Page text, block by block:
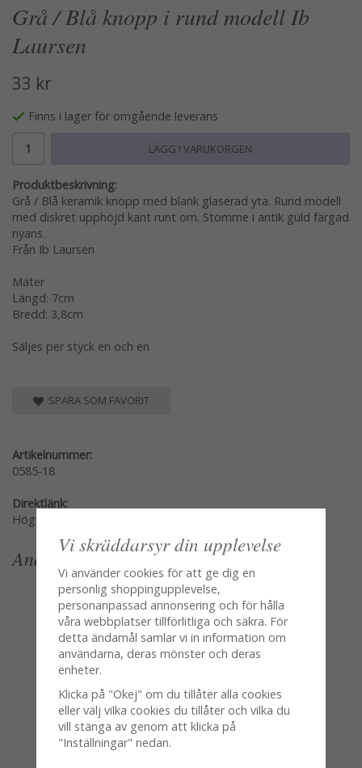
Grå / Blå knopp i rund modell Ib
Laursen
33 kr
Finns i lager för omgående leverans
LÄGG I VARUKORGEN
Produktbeskrivning:
Grå / Blå keramik knopp med blank glaserad yta. Rund modell
med diskret upphöjd kant runt om. Stomme i antik guld färgad
nyans.
Från Ib Laursen
Mäter
Längd: 7cm
Bredd: 3,8cm
Säljes per styck en och en
SPARA SOM FAVORIT
Artikelnummer:
0585-18
Direktlänk:
Högerklicka och kopiera adressen
Andra köpte även
Vi skräddarsyr din upplevelse
Vi använder cookies för att ge dig en
personlig shoppingupplevelse,
personanpassad annonsering och för hålla
våra webbplatser tillförlitliga och säkra. För
detta ändamål samlar vi in information om
användarna, deras mönster och deras
enheter.
Klicka på "Okej" om du tillåter alla cookies
eller välj vilka cookies du tillåter och vilka du
vill stänga av genom att klicka på
"Inställningar" nedan.